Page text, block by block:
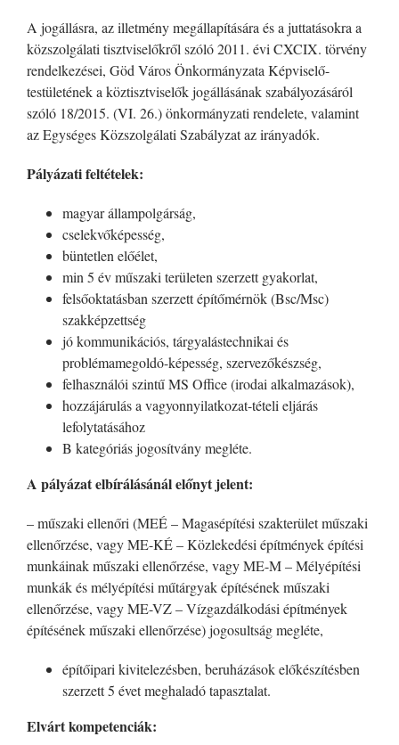
A jogállásra, az illetmény megállapítására és a juttatásokra a
közszolgálati tisztviselőkről szóló 2011. évi CXCIX. törvény
rendelkezései, Göd Város Önkormányzata Képviselő-
testületének a köztisztviselők jogállásának szabályozásáról
szóló 18/2015. (VI. 26.) önkormányzati rendelete, valamint
az Egységes Közszolgálati Szabályzat az irányadók.
Pályázati feltételek:
magyar állampolgárság,
cselekvőképesség,
büntetlen előélet,
min 5 év műszaki területen szerzett gyakorlat,
felsőoktatásban szerzett építőmérnök (Bsc/Msc)
szakképzettség
jó kommunikációs, tárgyalástechnikai és
problémamegoldó-képesség, szervezőkészség,
felhasználói szintű MS Office (irodai alkalmazások),
hozzájárulás a vagyonnyilatkozat-tételi eljárás
lefolytatásához
B kategóriás jogosítvány megléte.
A pályázat elbírálásánál előnyt jelent:
– műszaki ellenőri (MEÉ – Magasépítési szakterület műszaki
ellenőrzése, vagy ME-KÉ – Közlekedési építmények építési
munkáinak műszaki ellenőrzése, vagy ME-M – Mélyépítési
munkák és mélyépítési műtárgyak építésének műszaki
ellenőrzése, vagy ME-VZ – Vízgazdálkodási építmények
építésének műszaki ellenőrzése) jogosultság megléte,
építőipari kivitelezésben, beruházások előkészítésben
szerzett 5 évet meghaladó tapasztalat.
Elvárt kompetenciák: